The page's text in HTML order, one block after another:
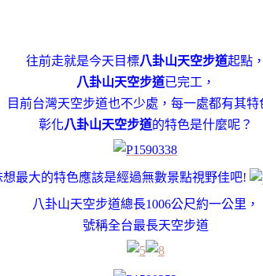
往前走就是今天目標八卦山天空步道起點，
八卦山天空步道已完工，
目前台灣天空步道也不少處，每一處都有其特
彰化八卦山天空步道的特色是什麼呢？
想最大的特色應該是經過無數景點視野佳吧!
八卦山天空步道總長1006公尺約一公里，
號稱全台最長天空步道